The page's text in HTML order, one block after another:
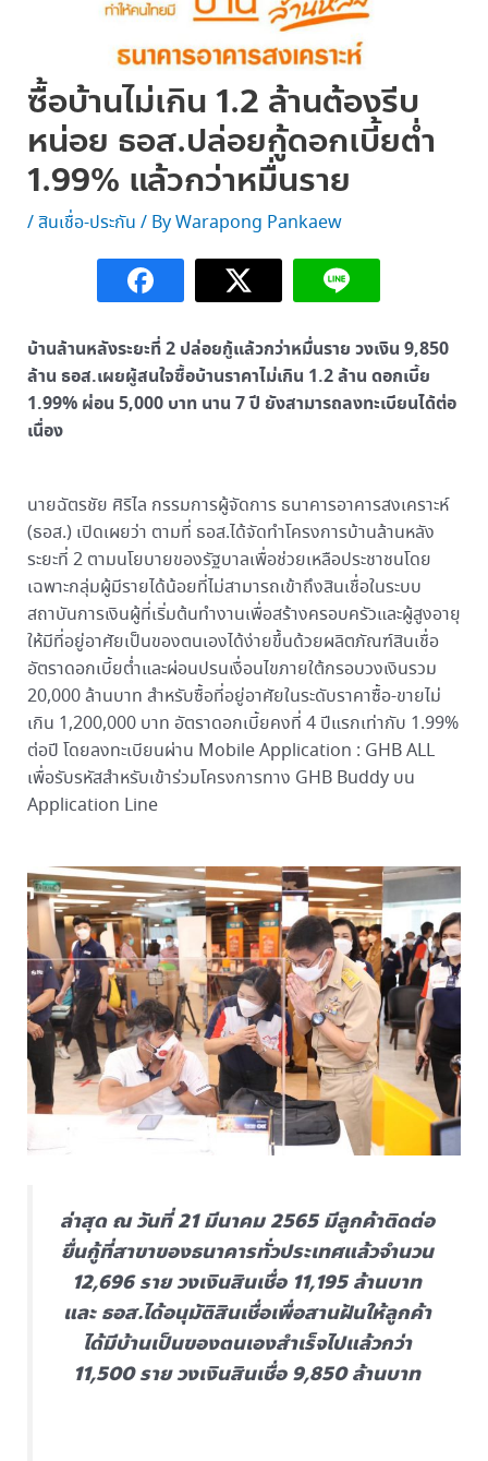
ซื้อบ้านไม่เกิน 1.2 ล้านต้องรีบ
หน่อย ธอส.ปล่อยกู้ดอกเบี้ยต่ำ
1.99% แล้วกว่าหมื่นราย
/สินเชื่อ-ประกัน / ByWarapong Pankaew
บ้านล้านหลังระยะที่ 2 ปล่อยกู้แล้วกว่าหมื่นราย วงเงิน 9,850
ล้าน ธอส.เผยผู้สนใจซื้อบ้านราคาไม่เกิน 1.2 ล้าน ดอกเบี้ย
1.99% ผ่อน 5,000 บาท นาน 7 ปี ยังสามารถลงทะเบียนได้ต่อ
เนื่อง
นายฉัตรชัย ศิริไล กรรมการผู้จัดการ ธนาคารอาคารสงเคราะห์
(ธอส.) เปิดเผยว่า ตามที่ ธอส.ได้จัดทำโครงการบ้านล้านหลัง
ระยะที่ 2 ตามนโยบายของรัฐบาลเพื่อช่วยเหลือประชาชนโดย
เฉพาะกลุ่มผู้มีรายได้น้อยที่ไม่สามารถเข้าถึงสินเชื่อในระบบ
สถาบันการเงินผู้ที่เริ่มต้นทำงานเพื่อสร้างครอบครัวและผู้สูงอายุ
ให้มีที่อยู่อาศัยเป็นของตนเองได้ง่ายขึ้นด้วยผลิตภัณฑ์สินเชื่อ
อัตราดอกเบี้ยต่ำและผ่อนปรนเงื่อนไขภายใต้กรอบวงเงินรวม
20,000 ล้านบาท สำหรับซื้อที่อยู่อาศัยในระดับราคาซื้อ-ขายไม่
เกิน 1,200,000 บาท อัตราดอกเบี้ยคงที่ 4 ปีแรกเท่ากับ 1.99%
ต่อปี โดยลงทะเบียนผ่าน Mobile Application : GHB ALL
เพื่อรับรหัสสำหรับเข้าร่วมโครงการทาง GHB Buddy บน
Application Line
ล่าสุด ณ วันที่ 21 มีนาคม 2565 มีลูกค้าติดต่อ
ยื่นกู้ที่สาขาของธนาคารทั่วประเทศแล้วจำนวน
12,696 ราย วงเงินสินเชื่อ 11,195 ล้านบาท
และ ธอส.ได้อนุมัติสินเชื่อเพื่อสานฝันให้ลูกค้า
ได้มีบ้านเป็นของตนเองสำเร็จไปแล้วกว่า
11,500 ราย วงเงินสินเชื่อ 9,850 ล้านบาท